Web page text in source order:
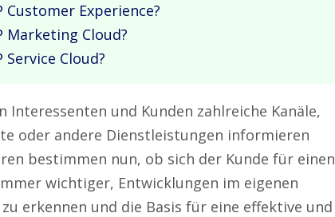
Customer Experience?
Marketing Cloud?
Service Cloud?
Interessenten und Kunden zahlreiche Kanäle,
oder andere Dienstleistungen informieren
bestimmen nun, ob sich der Kunde für einen
wichtiger, Entwicklungen im eigenen
erkennen und die Basis für eine effektive und